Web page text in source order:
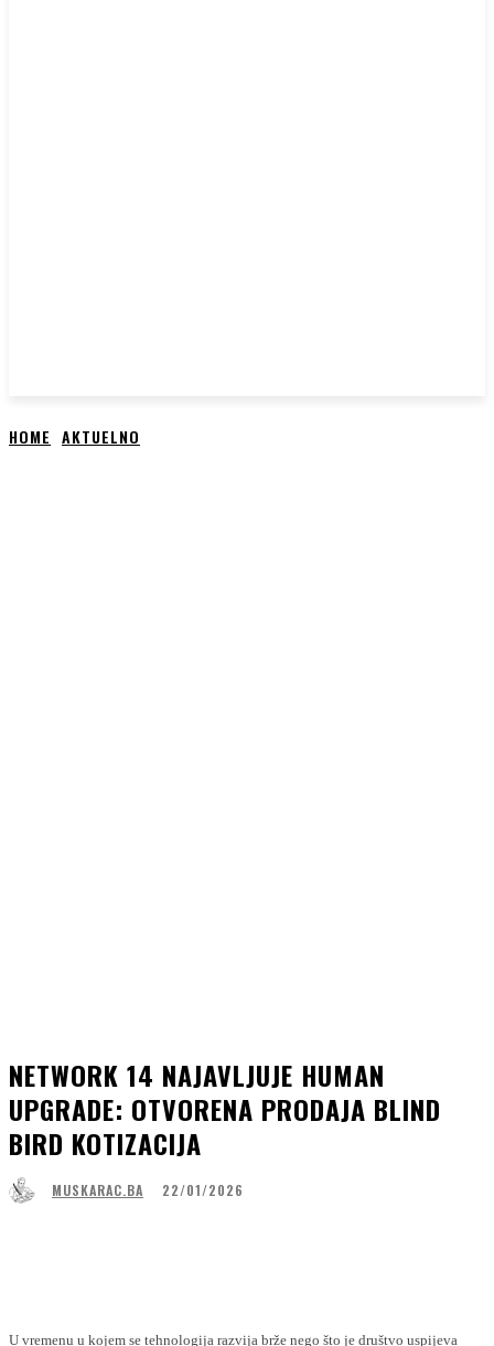
HOME AKTUELNO
NETWORK 14 NAJAVLJUJE HUMAN
UPGRADE: OTVORENA PRODAJA BLIND
BIRD KOTIZACIJA
MUSKARAC.BA 22/01/2026
U vremenu u kojem se tehnologija razvija brže nego što je društvo uspijeva